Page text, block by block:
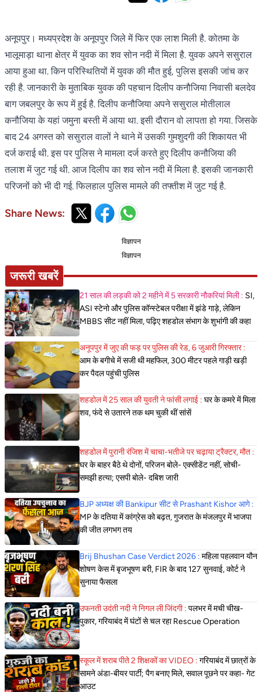
अनूपपुर। मध्यप्रदेश के अनूपपुर जिले में फिर एक लाश मिली है. कोतमा के
भालूमाड़ा थाना क्षेत्र में युवक का शव सोन नदी में मिला है. युवक अपने ससुराल
आया हुआ था. किन परिस्थितियों में युवक की मौत हुई, पुलिस इसकी जांच कर
रही है. जानकारी के मुताबिक युवक की पहचान दिलीप कनौजिया निवासी बलदेव
बाग जबलपुर के रूप में हुई है. दिलीप कनौजिया अपने ससुराल मोतीलाल
कनौजिया के यहां जमुना बस्ती में आया था. इसी दौरान वो लापता हो गया. जिसके
बाद 24 अगस्त को ससुराल वालों ने थाने में उसकी गुमशुदगी की शिकायत भी
दर्ज कराई थी. इस पर पुलिस ने मामला दर्ज करते हुए दिलीप कनौजिया की
तलाश में जुट गई थी. आज दिलीप का शव सोन नदी में मिला है. इसकी जानकारी
परिजनों को भी दी गई. फिलहाल पुलिस मामले की तफ्तीश में जुट गई है.
Share News:
विज्ञापन
विज्ञापन
जरूरी खबरें
21 साल की लड़की को 2 महीने में 5 सरकारी नौकरियां मिली : SI,
ASI स्टेनो और पुलिस कॉन्स्टेबल परीक्षा में झंडे गाड़े, लेकिन
MBBS सीट नहीं मिला, पढ़िए शहडोल संभाग के शुभांगी की कहा
अनूपपुर में जुए की फड़ पर पुलिस की रेड, 6 जुआरी गिरफ्तार :
आम के बगीचे में सजी थी महफिल, 300 मीटर पहले गाड़ी खड़ी
कर पैदल पहुंची पुलिस
शहडोल में 25 साल की युवती ने फांसी लगाई : घर के कमरे में मिला
शव, फंदे से उतारने तक थम चुकी थीं सांसें
शहडोल में पुरानी रंजिश में चाचा-भतीजे पर चढ़ाया ट्रैक्टर, मौत :
घर के बाहर बैठे थे दोनों, परिजन बोले- एक्सीडेंट नहीं, सोची-
समझी हत्या; एसपी बोले- दबिश जारी
BJP अध्यक्ष की Bankipur सीट से Prashant Kishor आगे :
MP के दतिया में कांग्रेस को बढ़त, गुजरात के मंजलपुर में भाजपा
की जीत लगभग तय
Brij Bhushan Case Verdict 2026 : महिला पहलवान यौन
शोषण केस में बृजभूषण बरी, FIR के बाद 127 सुनवाई, कोर्ट ने
सुनाया फैसला
उफनती उदंती नदी ने निगल ली जिंदगी : पलभर में मची चीख-
पुकार, गरियाबंद में घंटों से चल रहा Rescue Operation
स्कूल में शराब पीते 2 शिक्षकों का VIDEO : गरियाबंद में छात्रों के
सामने अंडा-बीयर पार्टी; पैग बनाए मिले, सवाल पूछने पर कहा- गेट
आउट